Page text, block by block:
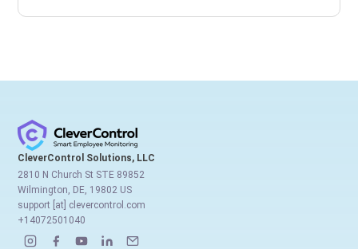
CleverControl Solutions, LLC
2810 N Church St STE 89852
Wilmington, DE, 19802 US
support [at] clevercontrol.com
+14072501040